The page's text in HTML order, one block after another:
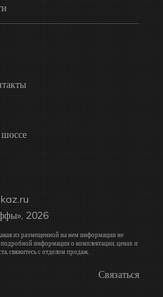
2026
из размещенной на нем информации не
информации о комплектации, ценах и
свяжитесь с отделом продаж.
Связаться